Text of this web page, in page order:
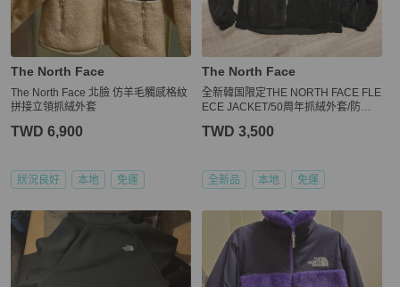
The North Face
The North Face 北臉 仿羊毛觸感格紋
拼接立領抓絨外套
TWD 6,900
狀況良好 本地 免運
The North Face
全新韓国限定THE NORTH FACE FLE
ECE JACKET/50周年抓絨外套/防寒/X
TWD 3,500
全新品 本地 免運